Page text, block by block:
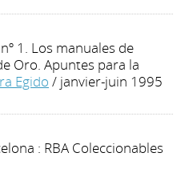
1. Los manuales de
Oro. Apuntes para la
Egido / janvier-juin 1995
: RBA Coleccionables